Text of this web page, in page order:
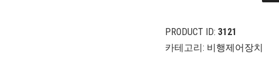
FC
수
PRODUCT ID: 3121
카테고리: 비행제어장치